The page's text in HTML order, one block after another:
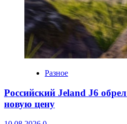
Разное
Российский Jeland J6
новую цену